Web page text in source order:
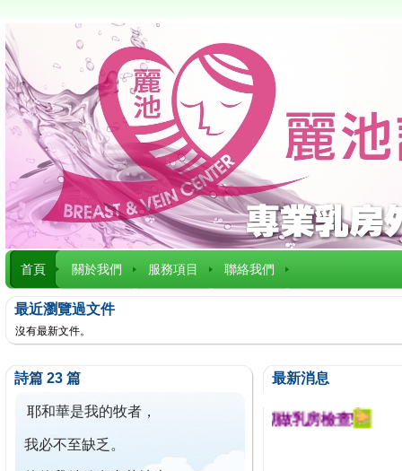
首頁 關於我們 服務項目 聯絡我們
最近瀏覽過文件
沒有最新文件。
詩篇 23 篇
耶和華是我的牧者，
我必不至缺乏。
最新消息
今已篩檢出1700位乳癌患者,提醒您定期做乳房檢查!